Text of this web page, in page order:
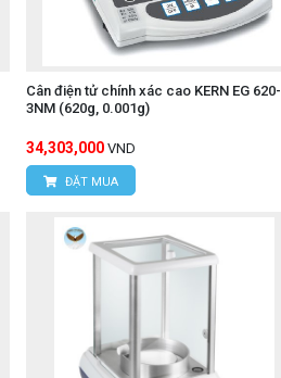
Cân điện tử chính xác cao KERN EG 620-
3NM (620g, 0.001g)
34,303,000 VND
ĐẶT MUA